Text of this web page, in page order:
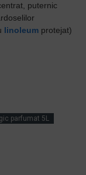
puternic
linoleum protejat)
parfumat 5L